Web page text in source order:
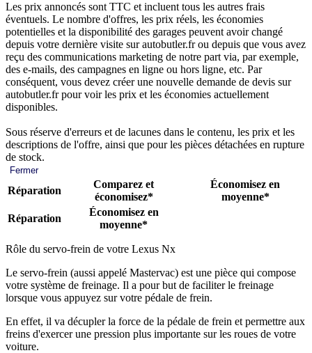
Les prix annoncés sont TTC et incluent tous les autres frais
éventuels. Le nombre d'offres, les prix réels, les économies
potentielles et la disponibilité des garages peuvent avoir changé
depuis votre dernière visite sur autobutler.fr ou depuis que vous avez
reçu des communications marketing de notre part via, par exemple,
des e-mails, des campagnes en ligne ou hors ligne, etc. Par
conséquent, vous devez créer une nouvelle demande de devis sur
autobutler.fr pour voir les prix et les économies actuellement
disponibles.
Sous réserve d'erreurs et de lacunes dans le contenu, les prix et les
descriptions de l'offre, ainsi que pour les pièces détachées en rupture
de stock.
Fermer
Réparation
Comparez et
économisez*
Économisez en
moyenne*
Réparation
Économisez en
moyenne*
Rôle du servo-frein de votre Lexus Nx
Le servo-frein (aussi appelé Mastervac) est une pièce qui compose
votre système de freinage. Il a pour but de faciliter le freinage
lorsque vous appuyez sur votre pédale de frein.
En effet, il va décupler la force de la pédale de frein et permettre aux
freins d'exercer une pression plus importante sur les roues de votre
voiture.